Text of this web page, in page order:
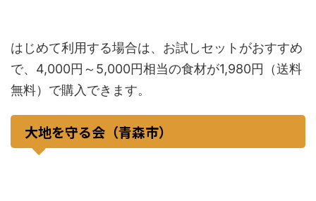
はじめて利用する場合は、お試しセットがおすすめ
で、4,000円～5,000円相当の食材が1,980円（送料
無料）で購入できます。
大地を守る会（青森市）